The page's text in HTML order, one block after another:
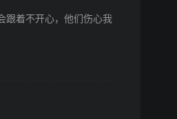
跟着不开心，他们伤心我